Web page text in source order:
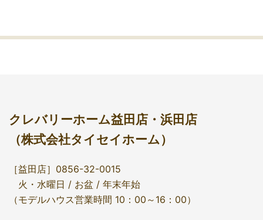
クレバリーホーム益田店・浜田店
（株式会社タイセイホーム）
［益田店］0856-32-0015
火・水曜日 / お盆 / 年末年始
（モデルハウス営業時間 10：00～16：00）